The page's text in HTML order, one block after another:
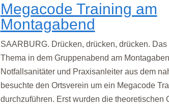
Megacode Training am
Montagabend
SAARBURG. Drücken, drücken, drücken. Das
Thema in dem Gruppenabend am
Notfallsanitäter und Praxisanleiter aus dem
besuchte den Ortsverein um ein Megacode
durchzuführen. Erst wurden die theoretischen